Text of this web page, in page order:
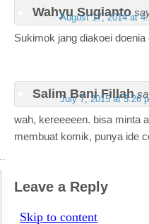
Wahyu Sugianto
August 17, 2014 at
Sukimok jang diakoei doenia
Salim Bani Fillah
July 7, 2015 at 5:26
wah, kereeeeen. bisa minta
membuat komik, punya ide
Leave a Reply